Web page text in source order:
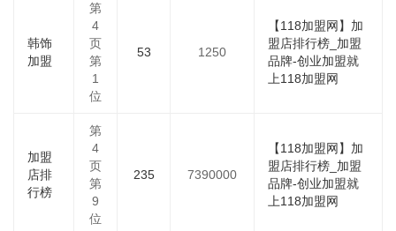
韩饰
加盟
第
4
页
第
1
位
53 1250
【118加盟网】加
盟店排行榜_加盟
品牌-创业加盟就
上118加盟网
加盟
店排
行榜
第
4
页
第
9
位
235 7390000
【118加盟网】加
盟店排行榜_加盟
品牌-创业加盟就
上118加盟网